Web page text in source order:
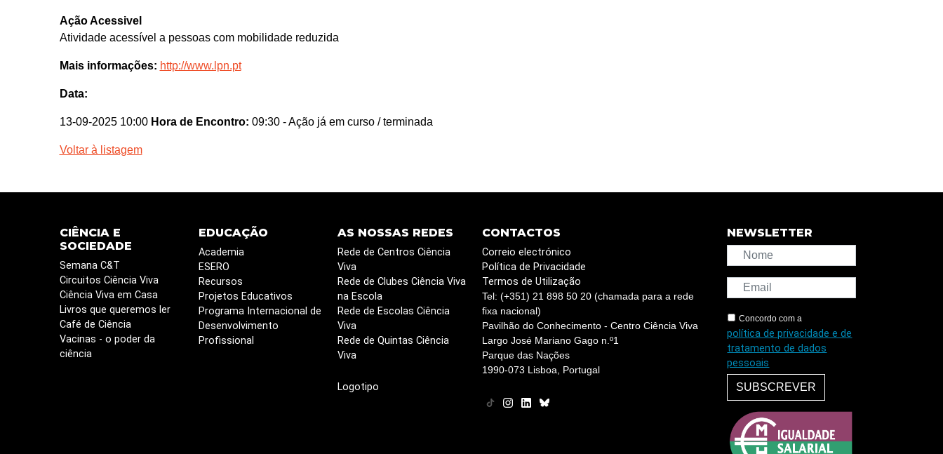
Ação Acessivel
Atividade acessível a pessoas com mobilidade reduzida
Mais informações: http://www.lpn.pt
Data:
13-09-2025 10:00 Hora de Encontro: 09:30 - Ação já em curso / terminada
Voltar à listagem
CIÊNCIA E
SOCIEDADE
Semana C&T
Circuitos Ciência Viva
Ciência Viva em Casa
Livros que queremos ler
Café de Ciência
Vacinas - o poder da
ciência
EDUCAÇÃO
Academia
ESERO
Recursos
Projetos Educativos
Programa Internacional de
Desenvolvimento
Profissional
AS NOSSAS REDES
Rede de Centros Ciência
Viva
Rede de Clubes Ciência Viva
na Escola
Rede de Escolas Ciência
Viva
Rede de Quintas Ciência
Viva
Logotipo
CONTACTOS
Correio electrónico
Política de Privacidade
Termos de Utilização
Tel: (+351) 21 898 50 20 (chamada para a rede
fixa nacional)
Pavilhão do Conhecimento - Centro Ciência Viva
Largo José Mariano Gago n.º1
Parque das Nações
1990-073 Lisboa, Portugal
NEWSLETTER
Concordo com a
política de privacidade e de
tratamento de dados
pessoais
SUBSCREVER